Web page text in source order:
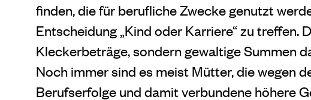
finden, die für berufliche Zwecke genutzt
Entscheidung „Kind oder Karriere“ zu treffen.
Kleckerbeträge, sondern gewaltige Summen
Noch immer sind es meist Mütter, die wegen
Berufserfolge und damit verbundene höhere